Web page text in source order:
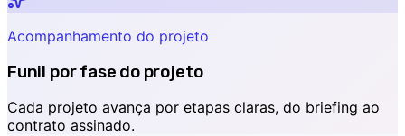
Acompanhamento do projeto
Funil por fase do projeto
Cada projeto avança por etapas claras, do briefing ao
contrato assinado.